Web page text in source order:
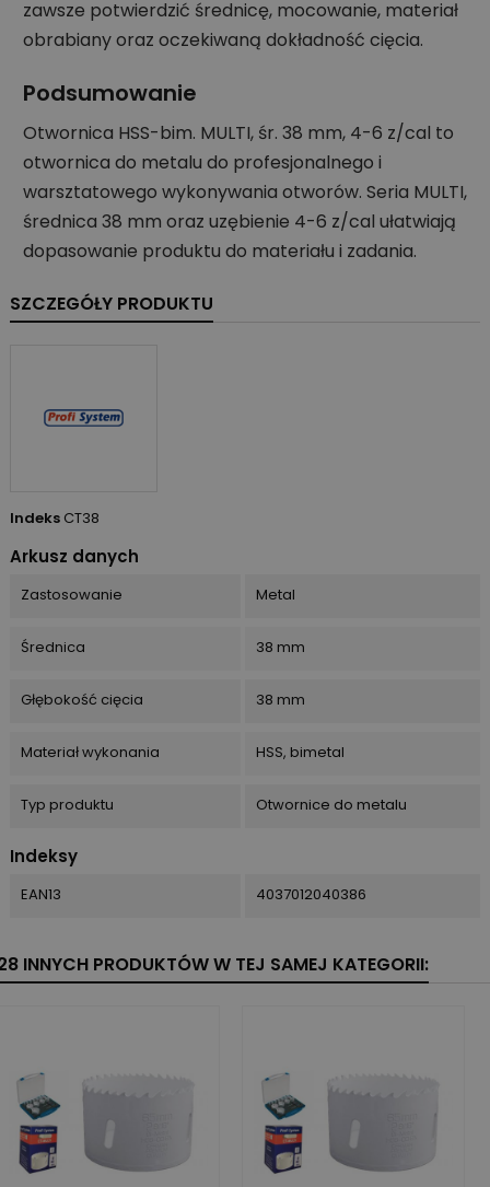
zawsze potwierdzić średnicę, mocowanie, materiał
obrabiany oraz oczekiwaną dokładność cięcia.
Podsumowanie
Otwornica HSS-bim. MULTI, śr. 38 mm, 4-6 z/cal to
otwornica do metalu do profesjonalnego i
warsztatowego wykonywania otworów. Seria MULTI,
średnica 38 mm oraz uzębienie 4-6 z/cal ułatwiają
dopasowanie produktu do materiału i zadania.
SZCZEGÓŁY PRODUKTU
Indeks CT38
Arkusz danych
Zastosowanie Metal
Średnica 38 mm
Głębokość cięcia 38 mm
Materiał wykonania HSS, bimetal
Typ produktu Otwornice do metalu
Indeksy
EAN13 4037012040386
INNYCH PRODUKTÓW W TEJ SAMEJ KATEGORII: